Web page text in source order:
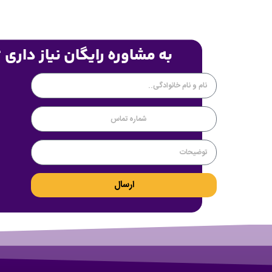
به مشاوره رایگان نیاز
ارسال